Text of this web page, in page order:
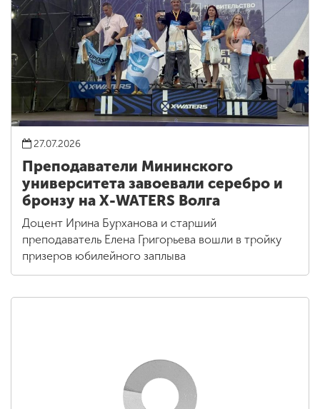
27.07.2026
Преподаватели Мининского
университета завоевали серебро и
бронзу на X-WATERS Волга
Доцент Ирина Бурханова и старший
преподаватель Елена Григорьева вошли в тройку
призеров юбилейного заплыва